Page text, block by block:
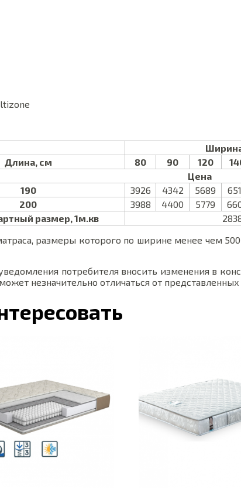
Длина, см
80 90 120
Цена
190
3926 4342 5689
200
3988 4400 5779
размер, 1м.кв
размеры которого по ширине менее чем
потребителя вносить изменения в
незначительно отличаться от